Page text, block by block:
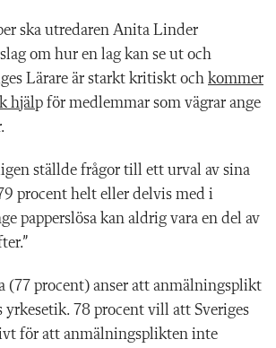
ska utredaren Anita Linder
om hur en lag kan se ut och
Lärare är starkt kritiskt och kommer
hjälp för medlemmar som vägrar ange
ställde frågor till ett urval av sina
procent helt eller delvis med i
papperslösa kan aldrig vara en del av
(77 procent) anser att anmälningsplikt
yrkesetik. 78 procent vill att Sveriges
för att anmälningsplikten inte